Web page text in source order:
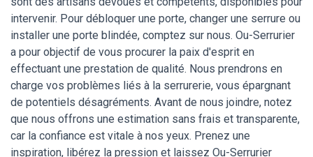
intervenir. Pour débloquer une porte, changer une serrure ou
installer une porte blindée, comptez sur nous. Ou-Serrurier
a pour objectif de vous procurer la paix d'esprit en
effectuant une prestation de qualité. Nous prendrons en
charge vos problèmes liés à la serrurerie, vous épargnant
de potentiels désagréments. Avant de nous joindre, notez
que nous offrons une estimation sans frais et transparente,
car la confiance est vitale à nos yeux. Prenez une
inspiration, libérez la pression et laissez Ou-Serrurier